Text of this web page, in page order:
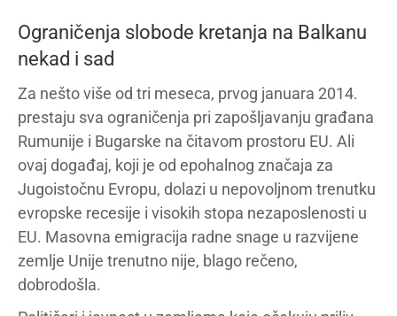
Ograničenja slobode kretanja na Balkanu
nekad i sad
Za nešto više od tri meseca, prvog januara 2014.
prestaju sva ograničenja pri zapošljavanju građana
Rumunije i Bugarske na čitavom prostoru EU. Ali
ovaj događaj, koji je od epohalnog značaja za
Jugoistočnu Evropu, dolazi u nepovoljnom trenutku
evropske recesije i visokih stopa nezaposlenosti u
EU. Masovna emigracija radne snage u razvijene
zemlje Unije trenutno nije, blago rečeno,
dobrodošla.